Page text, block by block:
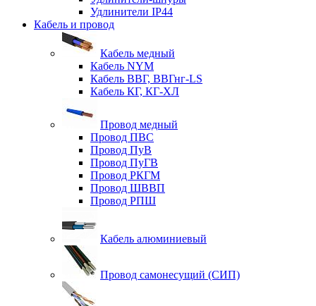
Удлинители IP44
Кабель и провод
Кабель медный
Кабель NYM
Кабель ВВГ, ВВГнг-LS
Кабель КГ, КГ-ХЛ
Провод медный
Провод ПВС
Провод ПуВ
Провод ПуГВ
Провод РКГМ
Провод ШВВП
Провод РПШ
Кабель алюминиевый
Провод самонесущий (СИП)